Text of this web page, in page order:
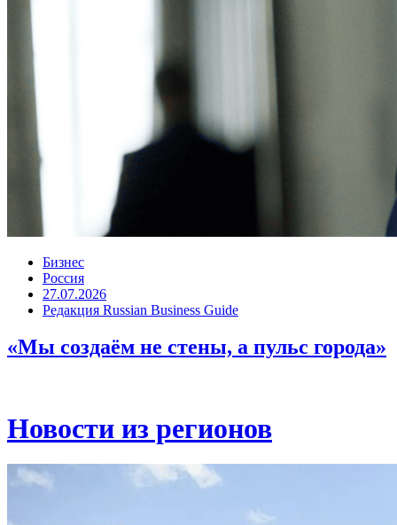
Бизнес
Россия
27.07.2026
Редакция Russian Business Guide
«Мы создаём не стены, а пульс города»
Новости из регионов